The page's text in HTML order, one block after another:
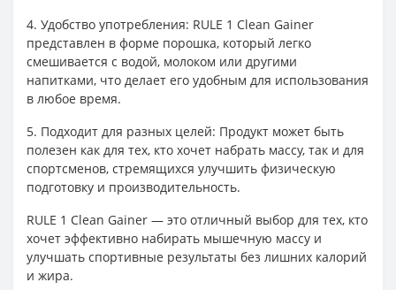
4. Удобство употребления: RULE 1 Clean Gainer
представлен в форме порошка, который легко
смешивается с водой, молоком или другими
напитками, что делает его удобным для использования
в любое время.
5. Подходит для разных целей: Продукт может быть
полезен как для тех, кто хочет набрать массу, так и для
спортсменов, стремящихся улучшить физическую
подготовку и производительность.
RULE 1 Clean Gainer — это отличный выбор для тех, кто
хочет эффективно набирать мышечную массу и
улучшать спортивные результаты без лишних калорий
и жира.